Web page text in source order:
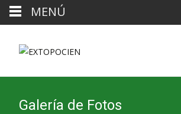
Galería de Fotos
MENÚ